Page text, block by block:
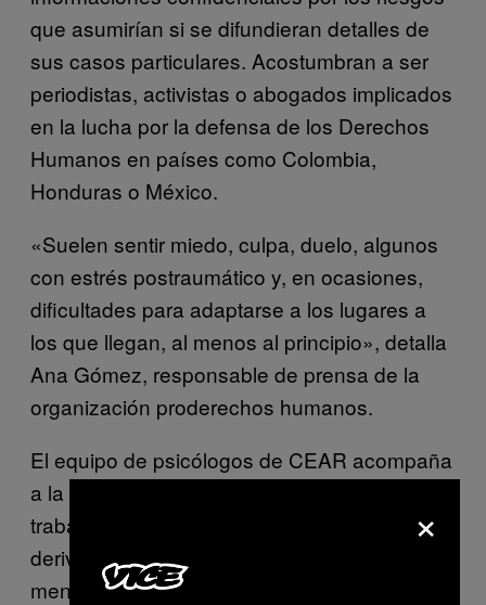
que asumirían si se difundieran detalles de
sus casos particulares. Acostumbran a ser
periodistas, activistas o abogados implicados
en la lucha por la defensa de los Derechos
Humanos en países como Colombia,
Honduras o México.
«Suelen sentir miedo, culpa, duelo, algunos
con estrés postraumático y, en ocasiones,
dificultades para adaptarse a los lugares a
los que llegan, al menos al principio», detalla
Ana Gómez, responsable de prensa de la
organización proderechos humanos.
El equipo de psicólogos de CEAR acompaña
a la víctima en las primeras horas, pero el
trabajo clínico lo llevan a cabo en Exil. AI
deriva sus casos directamente a la
mencionada ONG. En septiembre esto
×